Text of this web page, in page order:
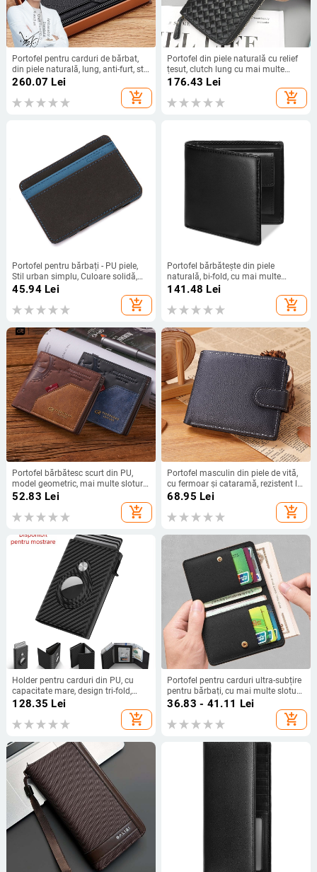
Portofel pentru carduri de bărbat,
din piele naturală, lung, anti-furt, stil
business, pentru utilizare zilnică
260.07 Lei
add_shopping_cart
Portofel din piele naturală cu relief
țesut, clutch lung cu mai multe
compartimente pentru carduri și
176.43 Lei
add_shopping_cart
Portofel pentru bărbați - PU piele,
Stil urban simplu, Culoare solidă,
Captuseală din piele sintetică,
45.94Lei
add_shopping_cart
Portofel bărbătește din piele
naturală, bi-fold, cu mai multe
compartimente pentru carduri și
buzunar pentru monede — piele
naturală, piele de vițel din al doilea
fibre super
141.48 Lei
add_shopping_cart
Portofel bărbătesc scurt din PU,
model geometric, mai multe sloturi
pentru carduri, căptușeală din piele
sintetică, ultra-ușor, design anti-furt
52.83 Lei
add_shopping_cart
Portofel masculin din piele de vită,
cu fermoar și cataramă, rezistent la
uzură, pentru utilizare zilnică,
68.95 Lei
add_shopping_cart
Holder pentru carduri din PU, cu
capacitate mare, design tri-fold,
căptușeală PU, primăvara 2023,
128.35 Lei
add_shopping_cart
Portofel pentru carduri ultra-subțire
pentru bărbați, cu mai multe sloturi
– mini portofel cu dublă funcție
căptușeală: PU)
36.83 - 41.11 Lei
add_shopping_cart